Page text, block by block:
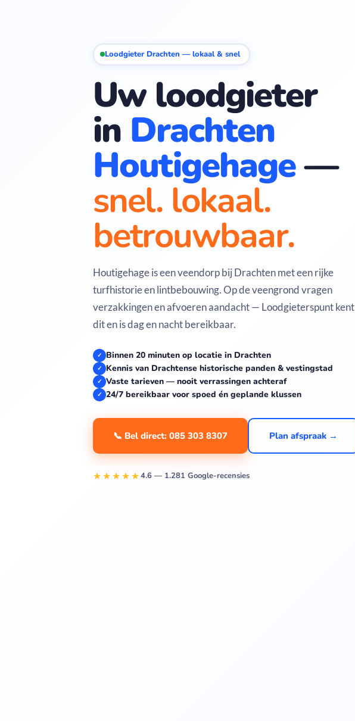
Loodgieter Drachten — lokaal & snel
Uw loodgieter
in Drachten
Houtigehage—
snel. lokaal.
betrouwbaar.
Houtigehage is een veendorp bij Drachten met een rijke
turfhistorie en lintbebouwing. Op de veengrond vragen
verzakkingen en afvoeren aandacht — Loodgieterspunt kent
dit en is dag en nacht bereikbaar.
✓ Binnen 20 minuten op locatie in Drachten
✓ Kennis van Drachtense historische panden & vestingstad
✓ Vaste tarieven — nooit verrassingen achteraf
✓ 24/7 bereikbaar voor spoed én geplande klussen
📞 Bel direct: 085 303 8307 Plan afspraak →
★★★★★4.6 — 1.281 Google-recensies